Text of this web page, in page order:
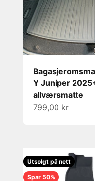
Y Juniper
allværsmatte
Salgspris
799,00 kr
Utsolgt på nett
Spar 50%